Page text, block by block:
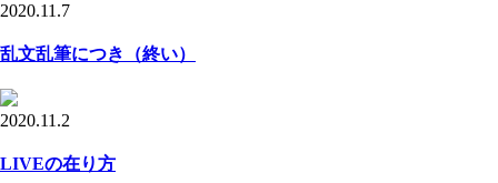
2020.11.7
乱文乱筆につき（終い）
2020.11.2
LIVEの在り方